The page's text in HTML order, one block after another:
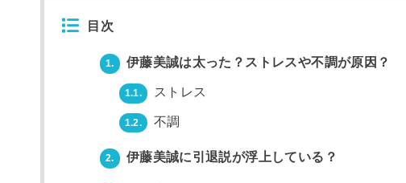
目次
1. 伊藤美誠は太った？ストレスや不調が原因？
1.1. ストレス
1.2. 不調
2. 伊藤美誠に引退説が浮上している？